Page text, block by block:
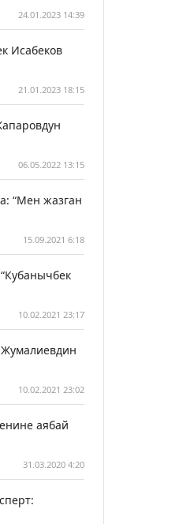
24.01.2023 14:39
Исабеков
21.01.2023 18:15
06.05.2022 13:15
“Мен жазган
15.09.2021 6:18
10.02.2021 23:17
10.02.2021 23:02
аябай
31.03.2020 4:20